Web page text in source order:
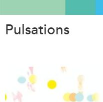
Pulsations